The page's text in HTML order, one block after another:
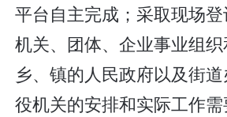
平台自主完成；采取现场
机关、团体、企业事业组
乡、镇的人民政府以及街
役机关的安排和实际工作